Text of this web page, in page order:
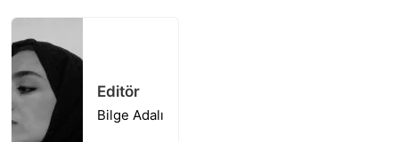
Editör
Bilge Adalı